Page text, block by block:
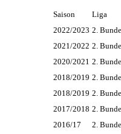
Saison Liga
2022/2023 2.
2021/2022 2.
2020/2021 2.
2018/2019 2.
2018/2019 2.
2017/2018 2.
2016/17
2.